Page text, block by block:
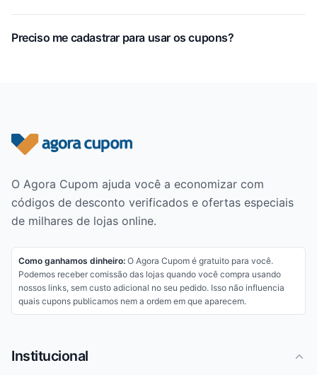
Preciso me cadastrar para usar os cupons?
Rodapé do site
O Agora Cupom ajuda você a economizar com
códigos de desconto verificados e ofertas especiais
de milhares de lojas online.
Como ganhamos dinheiro:O Agora Cupom é gratuito para você.
Podemos receber comissão das lojas quando você compra usando
nossos links, sem custo adicional no seu pedido. Isso não influencia
quais cupons publicamos nem a ordem em que aparecem.
Institucional